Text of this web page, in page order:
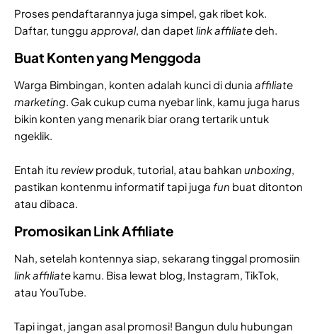
Proses pendaftarannya juga simpel, gak ribet kok.
Daftar, tunggu approval, dan dapet link affiliatedeh.
Buat Konten yang Menggoda
Warga Bimbingan, konten adalah kunci di dunia affiliate
marketing. Gak cukup cuma nyebar link, kamu juga harus
bikin konten yang menarik biar orang tertarik untuk
ngeklik.
Entah itu reviewproduk, tutorial, atau bahkan unboxing,
pastikan kontenmu informatif tapi juga fun buat ditonton
atau dibaca.
Promosikan Link Affiliate
Nah, setelah kontennya siap, sekarang tinggal promosiin
link affiliate kamu. Bisa lewat blog, Instagram, TikTok,
atau YouTube.
Tapi ingat, jangan asal promosi! Bangun dulu hubungan